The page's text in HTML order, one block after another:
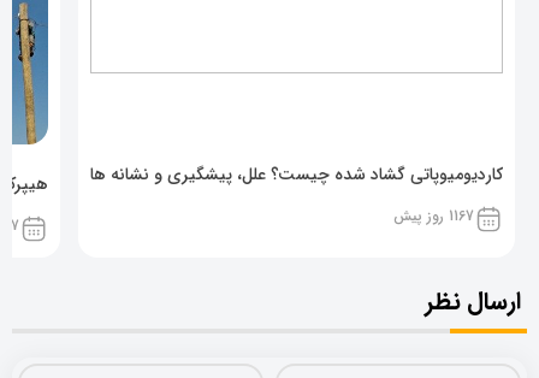
کاردیومیوپاتی گشاد شده چیست؟ علل، پیشگیری و نشانه ها
1167 روز پیش 1167
ارسال نظر